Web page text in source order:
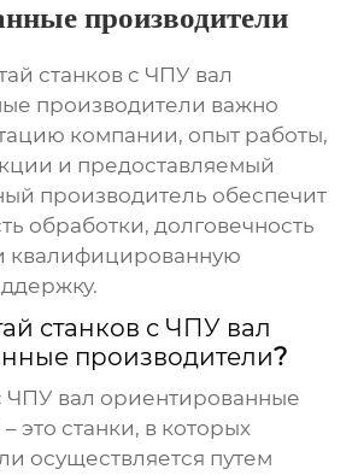
производители
станков с ЧПУ вал
производители важно
компании, опыт работы,
и предоставляемый
производитель обеспечит
обработки, долговечность
квалифицированную
станков с ЧПУ вал
производители?
ЧПУ вал ориентированные
– это станки, в которых
осуществляется путем